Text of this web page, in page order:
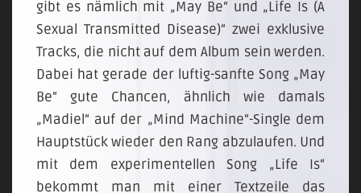
gibt es nämlich mit „May Be“ und „Life Is (A
Sexual Transmitted Disease)“ zwei exklusive
Tracks, die nicht auf dem Album sein werden.
Dabei hat gerade der luftig-sanfte Song „May
Be“ gute Chancen, ähnlich wie damals
„Madiel“ auf der „Mind Machine“-Single dem
Hauptstück wieder den Rang abzulaufen. Und
mit dem experimentellen Song „Life Is“
bekommt man mit einer Textzeile das